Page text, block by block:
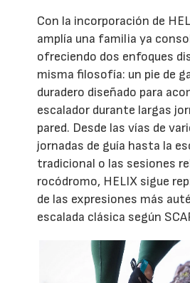
Con la incorporación de
amplía una familia ya
ofreciendo dos enfoques
misma filosofía: un pie de
duradero diseñado para
escalador durante largas
pared. Desde las vías de
jornadas de guía hasta la
tradicional o las sesiones
rocódromo, HELIX sigue
de las expresiones más
escalada clásica según